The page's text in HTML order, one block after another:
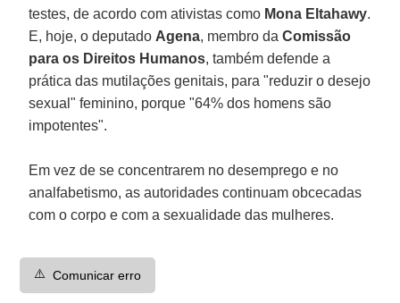
testes, de acordo com ativistas como Mona Eltahawy.
E, hoje, o deputado Agena, membro daComissão
para os Direitos Humanos, também defende a
prática das mutilações genitais, para "reduzir o desejo
sexual" feminino, porque "64% dos homens são
impotentes".
Em vez de se concentrarem no desemprego e no
analfabetismo, as autoridades continuam obcecadas
com o corpo e com a sexualidade das mulheres.
⚠️ Comunicar erro